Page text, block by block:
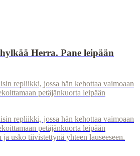
Herra. Pane leipään
repliikki, jossa hän kehottaa vaimoaan
petäjänkuorta leipään
repliikki, jossa hän kehottaa vaimoaan
petäjänkuorta leipään
usko tiivistettynä yhteen lauseeseen.